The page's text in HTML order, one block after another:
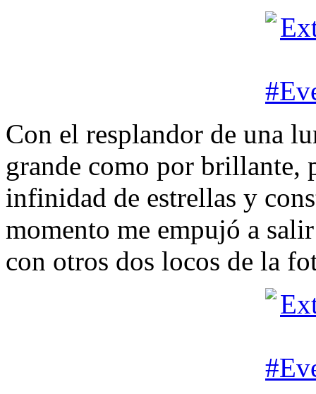
Con el resplandor de una
grande como por brillante,
infinidad de estrellas y
momento me empujó a
con otros dos locos de la